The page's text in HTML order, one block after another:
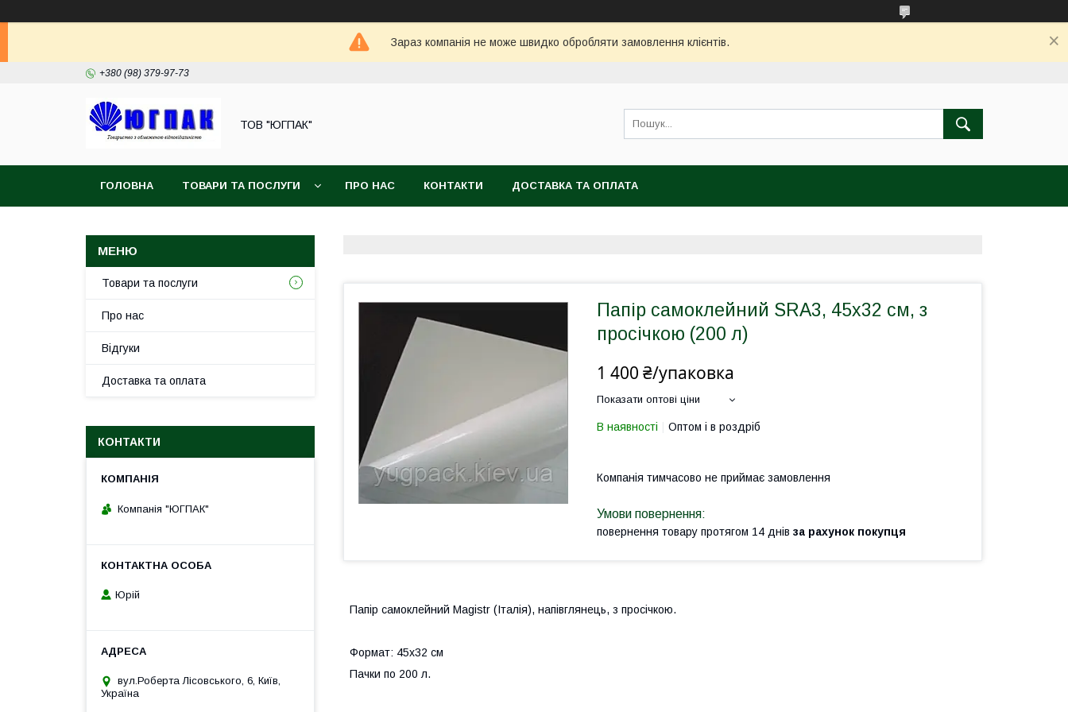
Зараз компанія не може швидко обробляти замовлення клієнтів.
+380 (98) 379-97-73
ТОВ "ЮГПАК"
ГОЛОВНА ТОВАРИ ТА ПОСЛУГИ ПРО НАС КОНТАКТИ ДОСТАВКА ТА ОПЛАТА
Папір самоклейний SRA3, 45x32 см, з
просічкою (200 л)
1 400 ₴/упаковка
Показати оптові ціни
В наявності Оптом і в роздріб
Компанія тимчасово не приймає замовлення
повернення товару протягом 14 днів за рахунок покупця
Папір самоклейний Magistr (Італія), напівглянець, з просічкою.
Формат: 45х32 см
Пачки по 200 л.
Товари та послуги
Про нас
Відгуки
Доставка та оплата
КОНТАКТИ
Компанія "ЮГПАК"
Юрій
вул.Роберта Лісовського, 6, Київ,
Україна